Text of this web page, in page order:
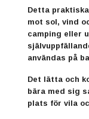
Detta
mot sol, vind
camping eller
användas på
Det lätta och
bära med sig
plats för vila